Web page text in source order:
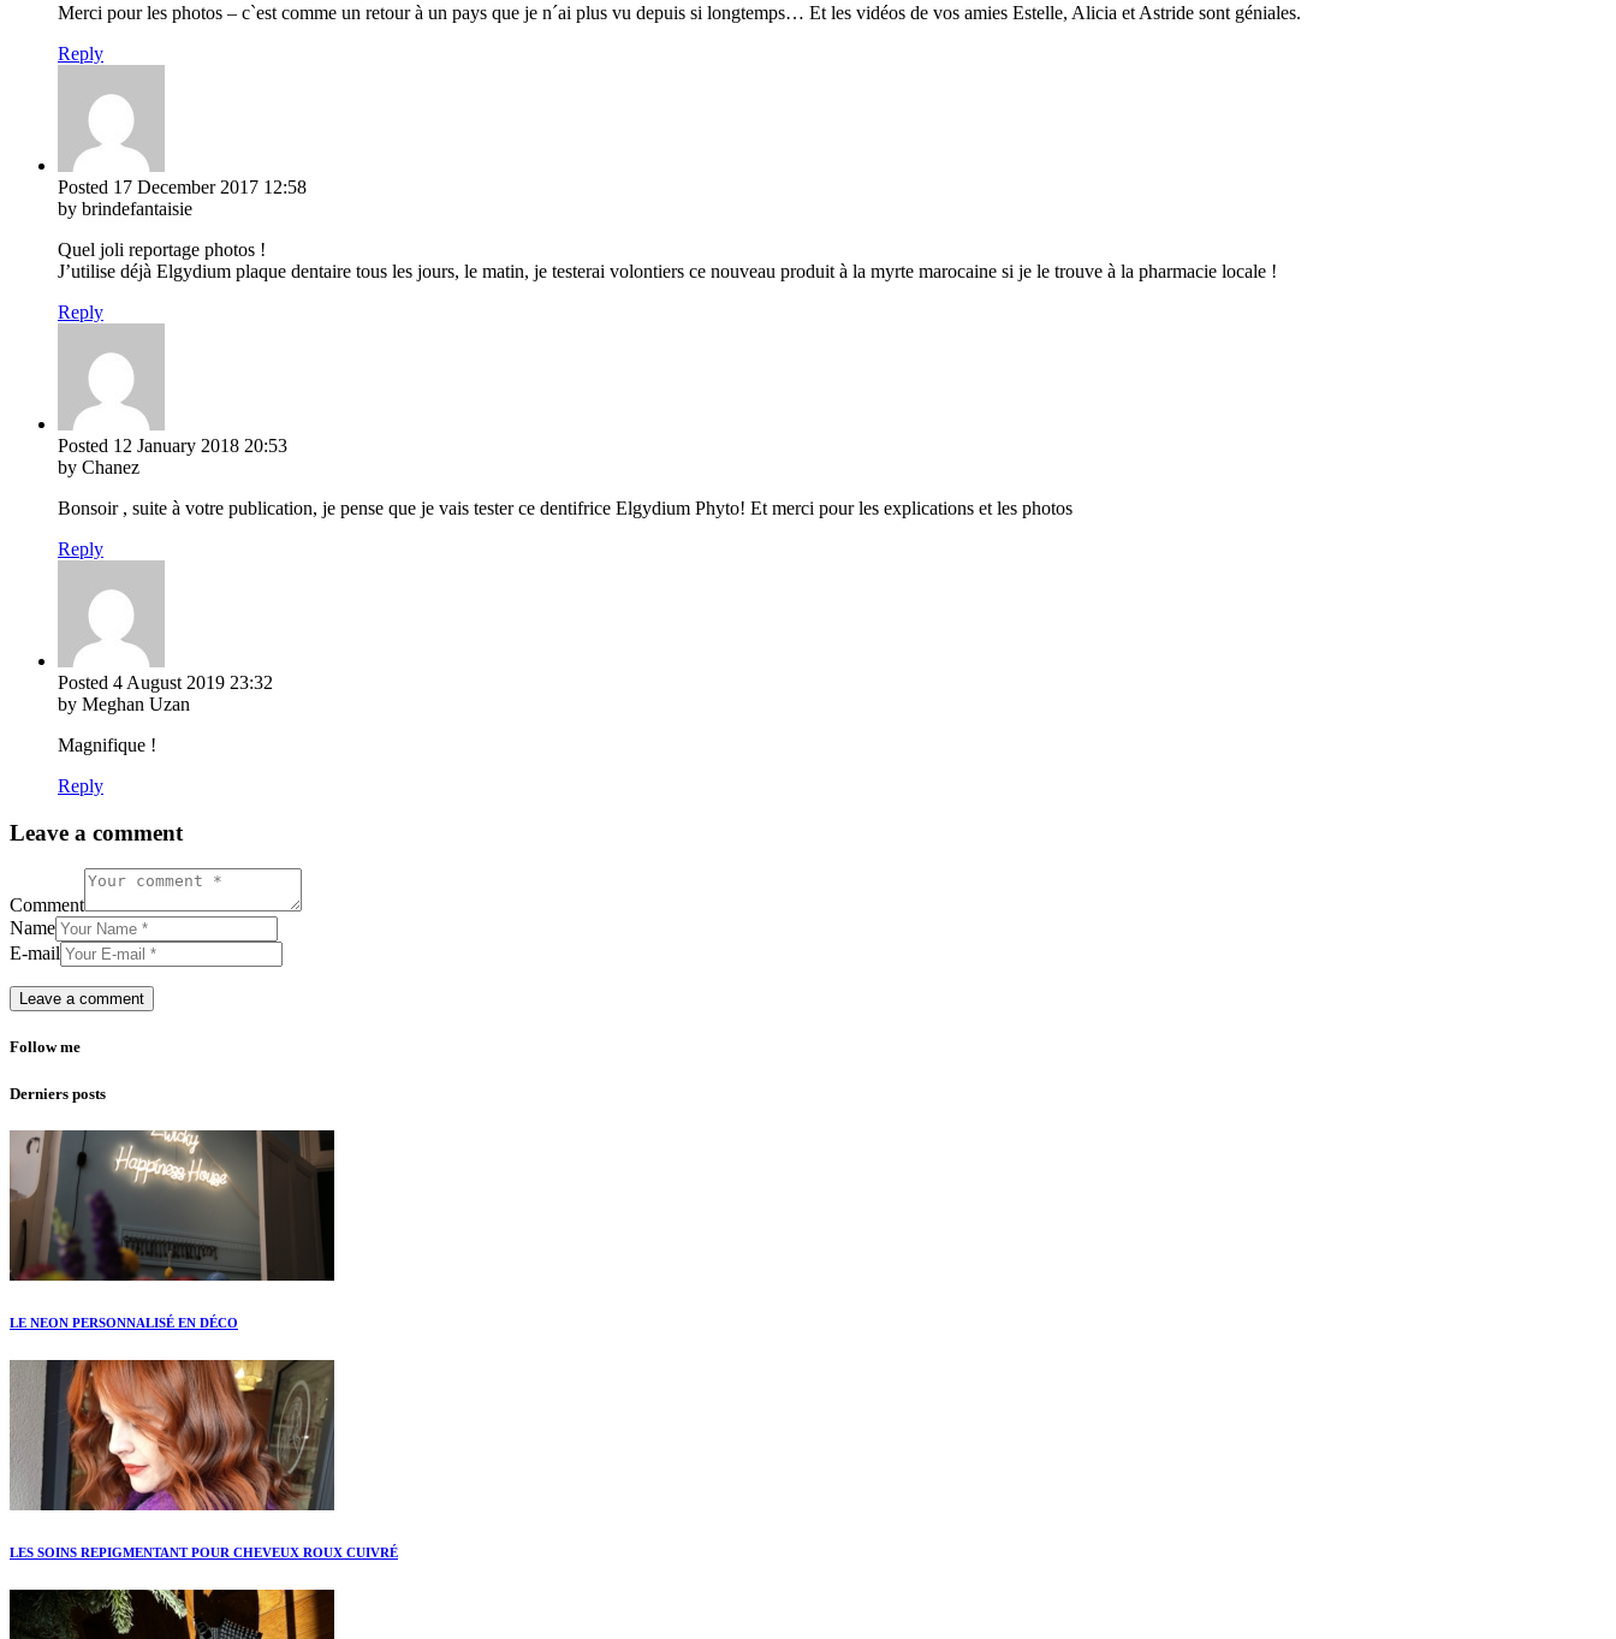
Merci pour les photos – c`est comme un retour à un pays que je n´ai plus vu depuis si longtemps… Et les vidéos de vos amies Estelle, Alicia et Astride sont géniales.
Reply
Posted 17 December 2017 12:58
by brindefantaisie
Quel joli reportage photos !
J’utilise déjà Elgydium plaque dentaire tous les jours, le matin, je testerai volontiers ce nouveau produit à la myrte marocaine si je le trouve à la pharmacie locale !
Reply
Posted 12 January 2018 20:53
by Chanez
Bonsoir , suite à votre publication, je pense que je vais tester ce dentifrice Elgydium Phyto! Et merci pour les explications et les photos
Reply
Posted 4 August 2019 23:32
by Meghan Uzan
Magnifique !
Reply
Leave a comment
Comment
Name
E-mail
Follow me
Derniers posts
LE NEON PERSONNALISÉ EN DÉCO
LES SOINS REPIGMENTANT POUR CHEVEUX ROUX CUIVRÉ